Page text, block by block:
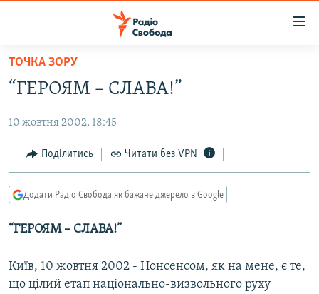
Перейти
основного
Перейти
Перейти
пошуку
РАДІО СВОБОДА – 70 РОКІВ
СТАТТІ
ПОЛІТИКА
СУСПІЛЬСТВО
КУЛЬТУРА
УКРАЇНА
ВІЙНА
ДОНБАС.РЕАЛІЇ
КРИМ.РЕАЛІЇ
СХЕМИ
ТОЧКА ЗОРУ
“ГЕРОЯМ – СЛАВА!”
10 жовтня 2002, 18:45
Поділитись Читати без VPN
Додати Радіо Свобода як бажане джерело в Google
“ГЕРОЯМ – СЛАВА!”
Київ, 10 жовтня 2002 - Нонсенсом, як на мене, є те,
що цілий етап національно-визвольного руху